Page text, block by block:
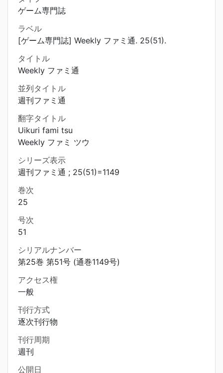
ゲーム専門誌
ラベル
[ゲーム専門誌] Weekly ファミ通. 25(51).
タイトル
Weekly ファミ通
並列タイトル
週刊ファミ通
翻字タイトル
Uikuri fami tsu
Weekly ファミ ツウ
シリーズ表示
週刊ファミ通 ; 25(51)=1149
巻次
25
号次
51
シリアルナンバー
第25巻 第51号 (通巻1149号)
アクセス権
一般
刊行方式
逐次刊行物
刊行周期
週刊
公開日